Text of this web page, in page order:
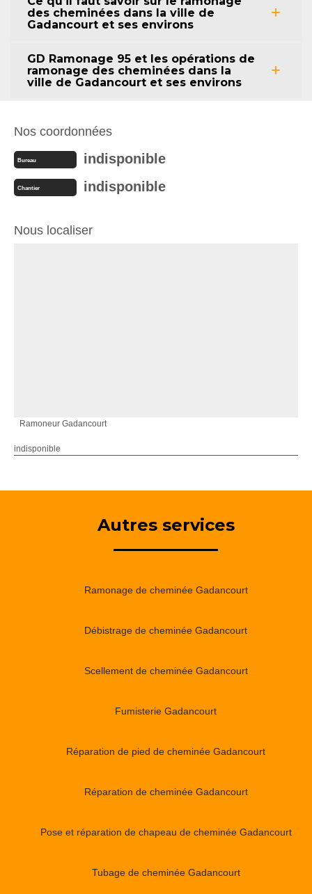
des cheminées dans la ville de
Gadancourt et ses environs
GD Ramonage 95 et les opérations de
ramonage des cheminées dans la
ville de Gadancourt et ses environs
Nos coordonnées
Bureau indisponible
Chantier indisponible
Nous localiser
Ramoneur Gadancourt
indisponible
Autres services
Ramonage de cheminée Gadancourt
Débistrage de cheminée Gadancourt
Scellement de cheminée Gadancourt
Fumisterie Gadancourt
Réparation de pied de cheminée Gadancourt
Réparation de cheminée Gadancourt
Pose et réparation de chapeau de cheminée Gadancourt
Tubage de cheminée Gadancourt